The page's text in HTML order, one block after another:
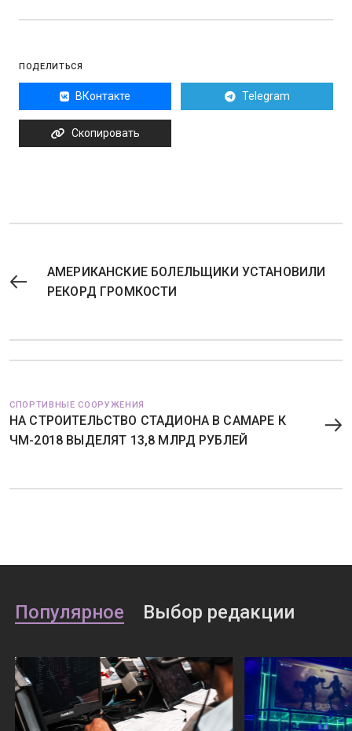
ПОДЕЛИТЬСЯ
ВКонтакте Telegram
Скопировать
АМЕРИКАНСКИЕ БОЛЕЛЬЩИКИ УСТАНОВИЛИ
РЕКОРД ГРОМКОСТИ
СПОРТИВНЫЕ СООРУЖЕНИЯ
НА СТРОИТЕЛЬСТВО СТАДИОНА В САМАРЕ К
ЧМ-2018 ВЫДЕЛЯТ 13,8 МЛРД РУБЛЕЙ
Популярное Выбор редакции